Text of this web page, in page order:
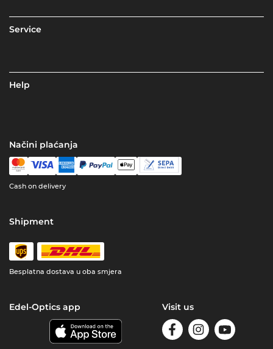
Service
Help
Načini plaćanja
Cash on delivery
Shipment
Besplatna dostava u oba smjera
Edel-Optics app Visit us